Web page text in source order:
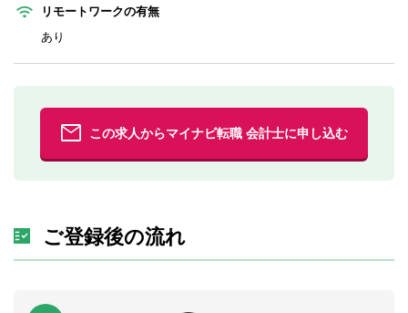
リモートワークの有無
あり
この求人からマイナビ転職 会計士に申し込む
ご登録後の流れ